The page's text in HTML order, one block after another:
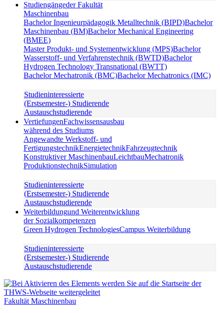
Studiengängeder Fakultät
Maschinenbau
Bachelor Ingenieurpädagogik Metalltechnik (BIPD)Bachelor
Maschinenbau (BM)Bachelor Mechanical Engineering
(BMEE)
Master Produkt- und Systementwicklung (MPS)Bachelor
Wasserstoff- und Verfahrenstechnik (BWTD)Bachelor
Hydrogen Technology Transnational (BWTT)
Bachelor Mechatronik (BMC)Bachelor Mechatronics (IMC)
Studieninteressierte
(Erstsemester-) Studierende
Austauschstudierende
VertiefungenFachwissensausbau
während des Studiums
Angewandte Werkstoff- und
FertigungstechnikEnergietechnikFahrzeugtechnik
Konstruktiver MaschinenbauLeichtbauMechatronik
ProduktionstechnikSimulation
Studieninteressierte
(Erstsemester-) Studierende
Austauschstudierende
Weiterbildungund Weiterentwicklung
der Sozialkompetenzen
Green Hydrogen TechnologiesCampus Weiterbildung
Studieninteressierte
(Erstsemester-) Studierende
Austauschstudierende
Fakultät Maschinenbau